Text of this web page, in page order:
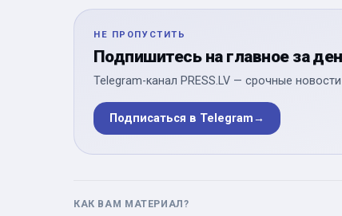
НЕ ПРОПУСТИТЬ
Подпишитесь на главное за
Telegram-канал PRESS.LV — срочные
Подписаться в Telegram→
КАК ВАМ МАТЕРИАЛ?